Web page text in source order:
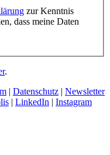
zur Kenntnis
dass meine Daten
.
| Datenschutz | Newsletter
| LinkedIn | Instagram